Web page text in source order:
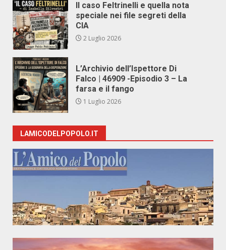
Il caso Feltrinelli e quella nota
speciale nei file segreti della
CIA
2 Luglio 2026
L’Archivio dell’Ispettore Di
Falco | 46909 -Episodio 3 – La
farsa e il fango
1 Luglio 2026
LAMICODELPOPOLO.IT